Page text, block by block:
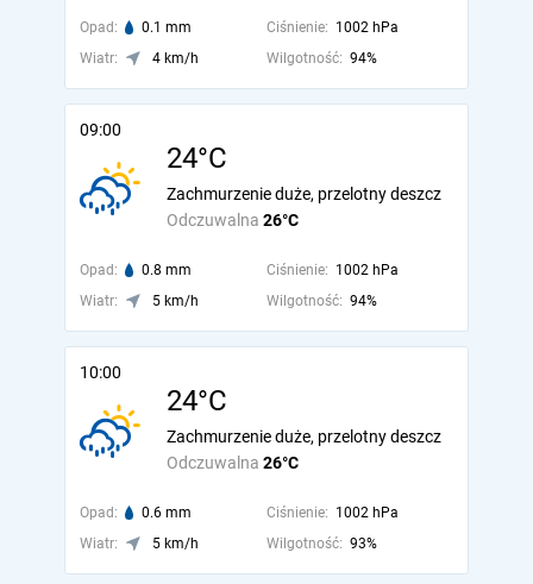
Opad: 0.1 mm Ciśnienie: 1002 hPa
Wiatr:
4 km/h Wilgotność: 94%
09:00
24°C
Odczuwalna 26°C
Zachmurzenie duże, przelotny deszcz
Opad: 0.8 mm Ciśnienie: 1002 hPa
Wiatr:
5 km/h Wilgotność: 94%
10:00
24°C
Odczuwalna 26°C
Zachmurzenie duże, przelotny deszcz
Opad: 0.6 mm Ciśnienie: 1002 hPa
Wiatr:
5 km/h Wilgotność: 93%